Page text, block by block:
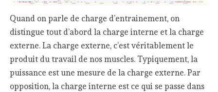
Quand on parle de charge d’entrainement, on
distingue tout d’abord la charge interne et la charge
externe. La charge externe, c’est véritablement le
produit du travail de nos muscles. Typiquement, la
puissance est une mesure de la charge externe. Par
opposition, la charge interne est ce qui se passe dans